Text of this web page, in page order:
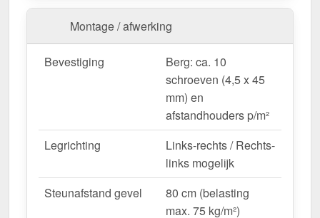
Tuinhuisjes & kassen– Perfecte
lichttransmissie voor planten.
Renovaties & nieuwbouw– Moderne &
duurzame dakbedekking.
Commerciële hallen & opslagruimte– Heldere
interieurs zonder extra energieverbruik.
– Weerbestendige
oplossing voor stallen & machinehallen.
Op maat gemaakt & efficiënte montage
Uw PVC lichtplaten uit het voordeelpakket worden
Montage / afwerking
Bevestiging
Berg: ca. 10
schroeven (4,5 x 45
mm) en
afstandhouders p/m²
Legrichting
Links-rechts / Rechts-
links mogelijk
Steunafstand gevel
80 cm (belasting
max. 75 kg/m²)